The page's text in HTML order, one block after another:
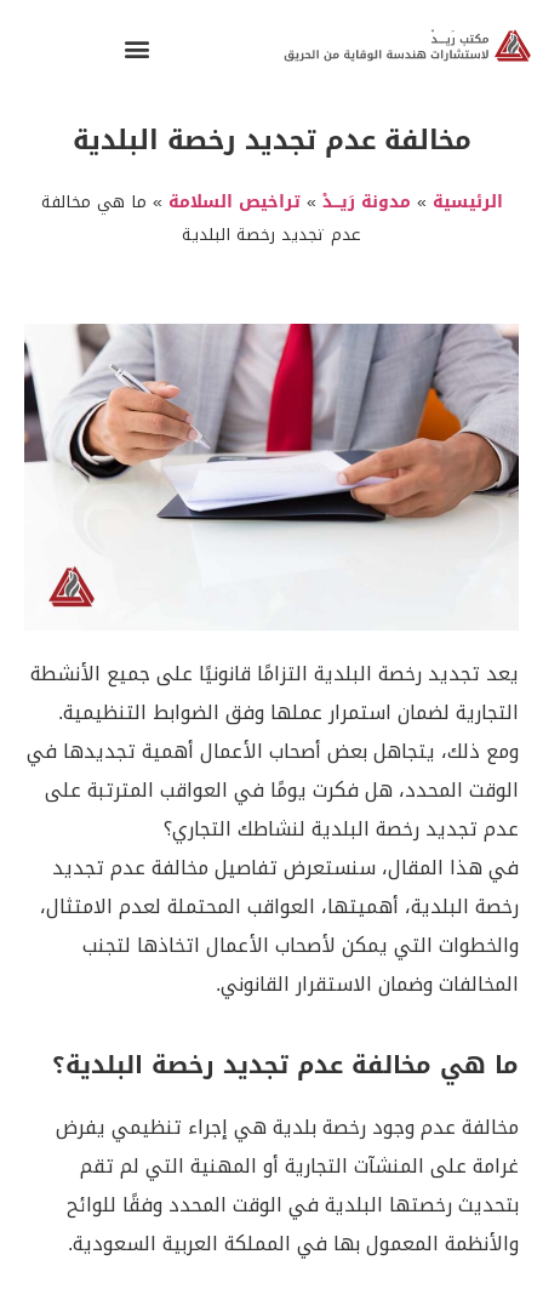
مخالفة عدم تجديد رخصة البلدية
الرئيسية » مدونة رَيـــدْ »تراخيص السلامة » ما هي مخالفة
عدم تجديد رخصة البلدية
يعد تجديد رخصة البلدية التزامًا قانونيًا على جميع الأنشطة
التجارية لضمان استمرار عملها وفق الضوابط التنظيمية.
ومع ذلك، يتجاهل بعض أصحاب الأعمال أهمية تجديدها في
الوقت المحدد، هل فكرت يومًا في العواقب المترتبة على
عدم تجديد رخصة البلدية لنشاطك التجاري؟
في هذا المقال، سنستعرض تفاصيل مخالفة عدم تجديد
رخصة البلدية، أهميتها، العواقب المحتملة لعدم الامتثال،
والخطوات التي يمكن لأصحاب الأعمال اتخاذها لتجنب
المخالفات وضمان الاستقرار القانوني.
ما هي مخالفة عدم تجديد رخصة البلدية؟
مخالفة عدم وجود رخصة بلدية هي إجراء تنظيمي يفرض
غرامة على المنشآت التجارية أو المهنية التي لم تقم
بتحديث رخصتها البلدية في الوقت المحدد وفقًا للوائح
والأنظمة المعمول بها في المملكة العربية السعودية.